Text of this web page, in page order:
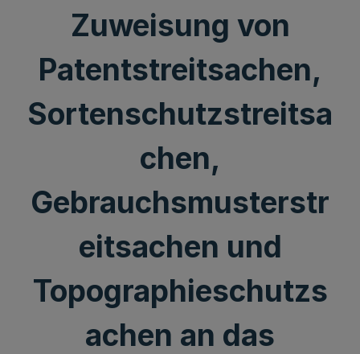
Zuweisung von
Patentstreitsachen,
Sortenschutzstreitsa
chen,
Gebrauchsmusterstr
eitsachen und
Topographieschutzs
achen an das